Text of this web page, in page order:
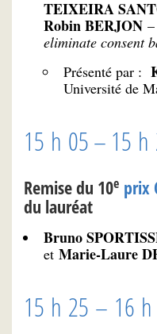
TEIXEIRA
Robin BERJON –
eliminate consent
Présenté par :
Université de
15 h 05 – 15 h
Remise du 10e prix
du lauréat
Bruno
et Marie-Laure
15 h 25 – 16